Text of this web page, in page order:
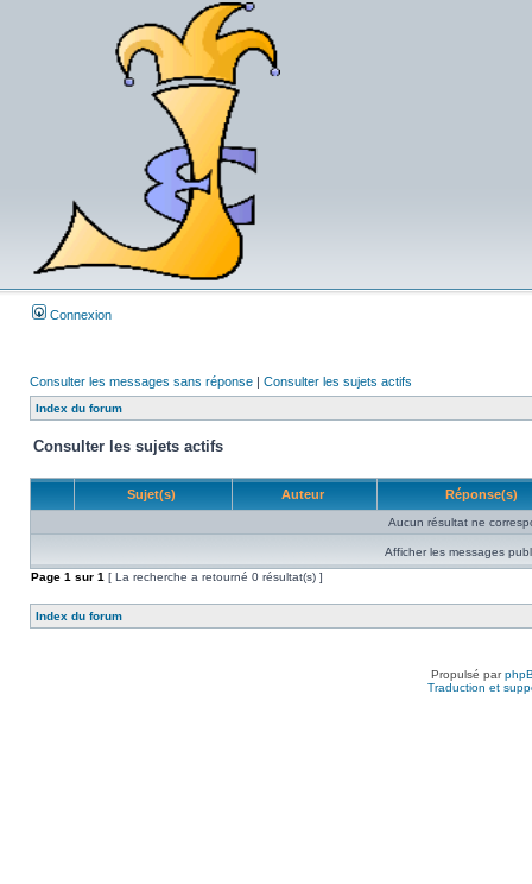
Connexion
Consulter les messages sans réponse | Consulter les sujets actifs
Index du forum
Consulter les sujets actifs
Sujet(s) Auteur Réponse(s)
Aucun résultat ne
Afficher les messages
Page 1 sur 1 [ La recherche a retourné 0 résultat(s) ]
Index du forum
Propulsé par
Traduction et